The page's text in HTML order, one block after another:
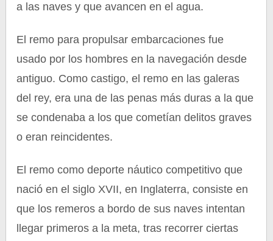
a las naves y que avancen en el agua.
El remo para propulsar embarcaciones fue
usado por los hombres en la navegación desde
antiguo. Como castigo, el remo en las galeras
del rey, era una de las penas más duras a la que
se condenaba a los que cometían delitos graves
o eran reincidentes.
El remo como deporte náutico competitivo que
nació en el siglo XVII, en Inglaterra, consiste en
que los remeros a bordo de sus naves intentan
llegar primeros a la meta, tras recorrer ciertas